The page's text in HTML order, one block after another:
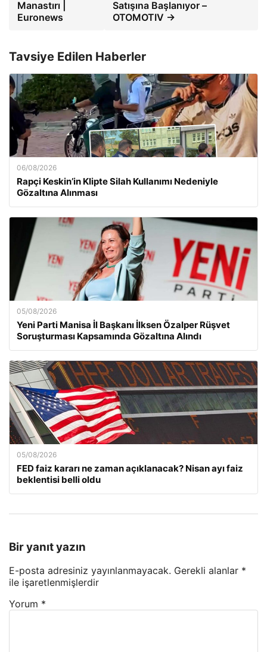
Manastırı |
Euronews
Satışına Başlanıyor –
OTOMOTIV →
Tavsiye Edilen Haberler
06/08/2026
Rapçi Keskin’in Klipte Silah Kullanımı Nedeniyle
Gözaltına Alınması
05/08/2026
Yeni Parti Manisa İl Başkanı İlksen Özalper Rüşvet
Soruşturması Kapsamında Gözaltına Alındı
05/08/2026
FED faiz kararı ne zaman açıklanacak? Nisan ayı faiz
beklentisi belli oldu
Bir yanıt yazın
E-posta adresiniz yayınlanmayacak. Gerekli alanlar *
ile işaretlenmişlerdir
Yorum *